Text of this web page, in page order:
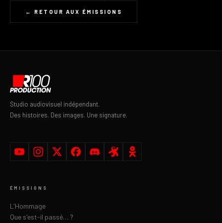
← RETOUR AUX ÉMISSIONS
Studio audiovisuel indépendant.
Des histoires. Des images. Une signature.
ÉMISSIONS
L'Hommage
Que s'est-il passé… ?